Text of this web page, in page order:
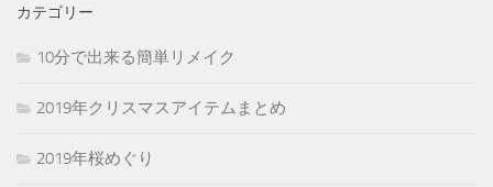
カテゴリー
10分で出来る簡単リメイク
2019年クリスマスアイテムまとめ
2019年桜めぐり